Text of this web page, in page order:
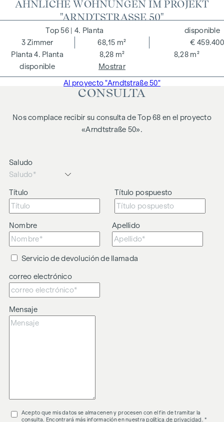
ÄHNLICHE WOHNUNGEN IM PROJEKT
"ARNDTSTRASSE 50"
56 | 4. Planta
4. Planta
3 Zimmer
68,15 m²
8,28 m²
8,28 m²
€ 459.400
disponible
disponible
Mostrar
Al proyecto "Arndtstraße 50"
CONSULTA
Nos complace recibir su consulta de Top 68 en el proyecto
«Arndtstraße 50».
Saludo
Título Título pospuesto
Nombre Apellido
Servicio de devolución de llamada
correo electrónico
Mensaje
Acepto que mis datos se almacenen y procesen con el fin de tramitar la
consulta. Encontrará más información en nuestrapolítica de privacidad . *